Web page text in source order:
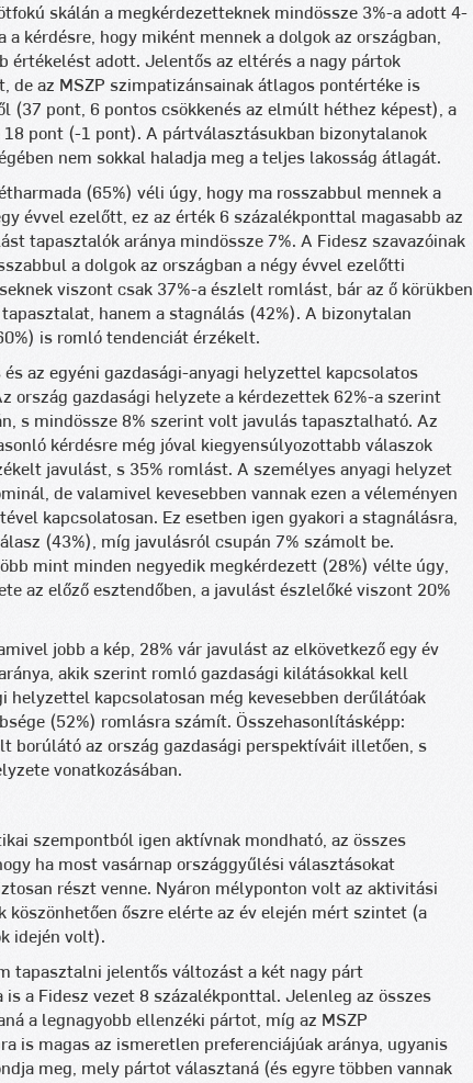
skálán a megkérdezetteknek mindössze 3%-a adott 4-
kérdésre, hogy miként mennek a dolgok az országban,
értékelést adott. Jelentős az eltérés a nagy pártok
de az MSZP szimpatizánsainak átlagos pontértéke is
(37 pont, 6 pontos csökkenés az elmúlt héthez képest), a
18 pont (-1 pont). A pártválasztásukban bizonytalanok
nem sokkal haladja meg a teljes lakosság átlagát.
(65%) véli úgy, hogy ma rosszabbul mennek a
évvel ezelőtt, ez az érték 6 százalékponttal magasabb az
tapasztalók aránya mindössze 7%. A Fidesz szavazóinak
a dolgok az országban a négy évvel ezelőtti
viszont csak 37%-a észlelt romlást, bár az ő körükben
hanem a stagnálás (42%). A bizonytalan
is romló tendenciát érzékelt.
az egyéni gazdasági-anyagi helyzettel kapcsolatos
ország gazdasági helyzete a kérdezettek 62%-a szerint
s mindössze 8% szerint volt javulás tapasztalható. Az
kérdésre még jóval kiegyensúlyozottabb válaszok
javulást, s 35% romlást. A személyes anyagi helyzet
de valamivel kevesebben vannak ezen a véleményen
kapcsolatosan. Ez esetben igen gyakori a stagnálásra,
(43%), míg javulásról csupán 7% számolt be.
mint minden negyedik megkérdezett (28%) vélte úgy,
az előző esztendőben, a javulást észlelőké viszont 20%
jobb a kép, 28% vár javulást az elkövetkező egy év
akik szerint romló gazdasági kilátásokkal kell
helyzettel kapcsolatosan még kevesebben derűlátóak
(52%) romlásra számít. Összehasonlításképp:
borúlátó az ország gazdasági perspektíváit illetően, s
vonatkozásában.
szempontból igen aktívnak mondható, az összes
ha most vasárnap országgyűlési választásokat
részt venne. Nyáron mélyponton volt az aktivitási
köszönhetően őszre elérte az év elején mért szintet (a
idején volt).
tapasztalni jelentős változást a két nagy párt
a Fidesz vezet 8 százalékponttal. Jelenleg az összes
a legnagyobb ellenzéki pártot, míg az MSZP
is magas az ismeretlen preferenciájúak aránya, ugyanis
meg, mely pártot választaná (és egyre többen vannak